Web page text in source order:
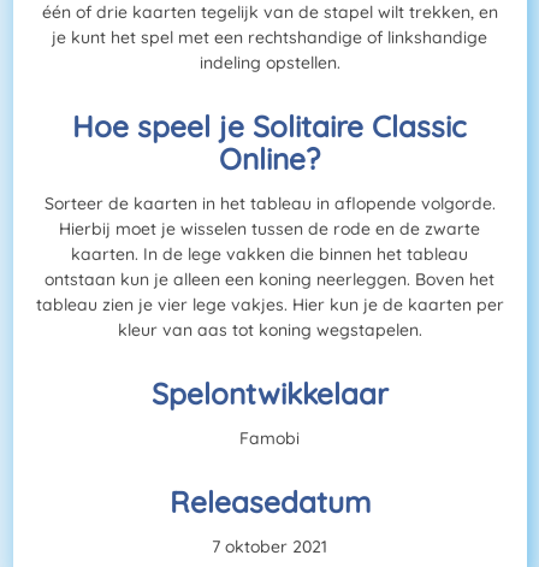
één of drie kaarten tegelijk van de stapel wilt trekken, en
je kunt het spel met een rechtshandige of linkshandige
indeling opstellen.
Hoe speel je Solitaire Classic
Online?
Sorteer de kaarten in het tableau in aflopende volgorde.
Hierbij moet je wisselen tussen de rode en de zwarte
kaarten. In de lege vakken die binnen het tableau
ontstaan kun je alleen een koning neerleggen. Boven het
tableau zien je vier lege vakjes. Hier kun je de kaarten per
kleur van aas tot koning wegstapelen.
Spelontwikkelaar
Famobi
Releasedatum
7 oktober 2021